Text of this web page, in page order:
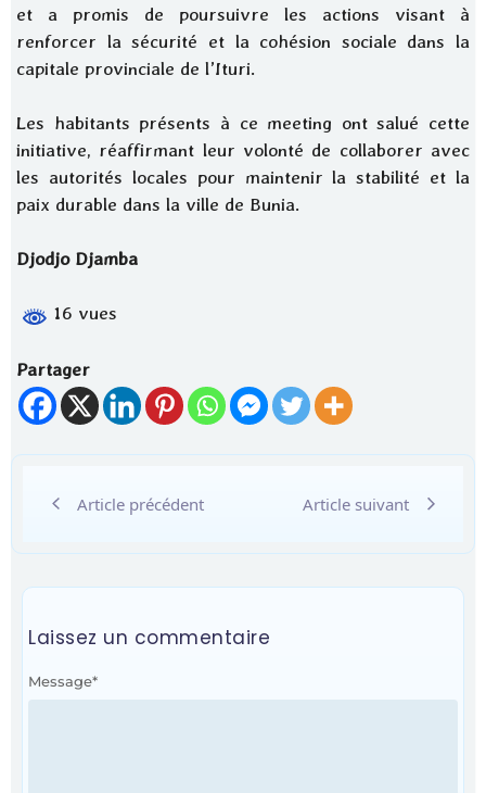
et a promis de poursuivre les actions visant à
renforcer la sécurité et la cohésion sociale dans la
capitale provinciale de l’Ituri.
Les habitants présents à ce meeting ont salué cette
initiative, réaffirmant leur volonté de collaborer avec
les autorités locales pour maintenir la stabilité et la
paix durable dans la ville de Bunia.
Djodjo Djamba
16 vues
Partager
Article précédent Article suivant
Laissez un commentaire
Message*